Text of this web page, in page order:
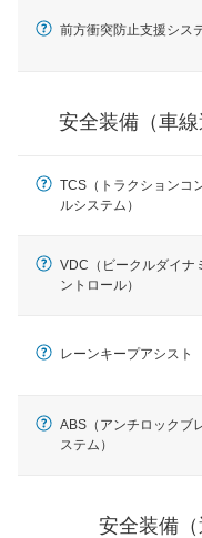
運転・駐車支
駐車をスム
グ・アシス
衝撃軽減
ルトなどが装
前方衝突防止支援シス
安全装備（車線
TCS（トラクションコ
ルシステム）
VDC（ビークルダイナ
ントロール）
レーンキープアシスト
ABS（アンチロックブ
ステム）
安全装備（